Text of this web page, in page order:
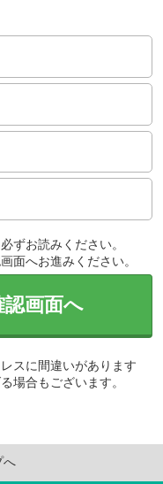
ずお読みください。
面へお進みください。
画面へ
スに間違いがあります
場合もございます。
へ